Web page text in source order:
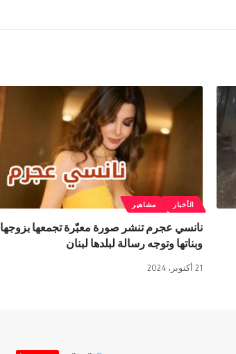
الأخبار مشاهير
نانسي عجرم تنشر صورة معبّرة تجمعها بزوجها
وبناتها وتوجه رسالة لبلدها لبنان
21 أكتوبر، 2024